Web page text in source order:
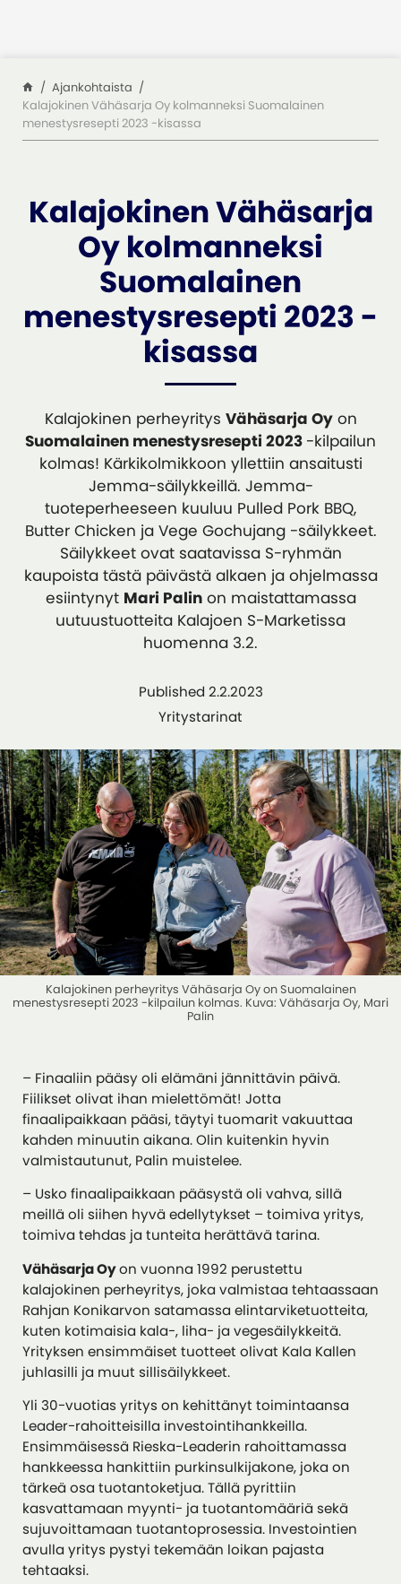
Ajankohtaista
Kalajokinen Vähäsarja Oy kolmanneksi Suomalainen
menestysresepti 2023 -kisassa
Kalajokinen Vähäsarja
Oy kolmanneksi
Suomalainen
menestysresepti 2023 -
kisassa
Kalajokinen perheyritys Vähäsarja Oyon
Suomalainen menestysresepti 2023 -kilpailun
kolmas! Kärkikolmikkoon yllettiin ansaitusti
Jemma-säilykkeillä. Jemma-
tuoteperheeseen kuuluu Pulled Pork BBQ,
Butter Chicken ja Vege Gochujang -säilykkeet.
Säilykkeet ovat saatavissa S-ryhmän
kaupoista tästä päivästä alkaen ja ohjelmassa
esiintynyt Mari Palinon maistattamassa
uutuustuotteita Kalajoen S-Marketissa
huomenna 3.2.
Published 2.2.2023
Yritystarinat
Kalajokinen perheyritys Vähäsarja Oy on Suomalainen
menestysresepti 2023 -kilpailun kolmas. Kuva: Vähäsarja Oy, Mari
Palin
– Finaaliin pääsy oli elämäni jännittävin päivä.
Fiilikset olivat ihan mielettömät! Jotta
finaalipaikkaan pääsi, täytyi tuomarit vakuuttaa
kahden minuutin aikana. Olin kuitenkin hyvin
valmistautunut, Palin muistelee.
– Usko finaalipaikkaan pääsystä oli vahva, sillä
meillä oli siihen hyvä edellytykset – toimiva yritys,
toimiva tehdas ja tunteita herättävä tarina.
Vähäsarja Oyon vuonna 1992 perustettu
kalajokinen perheyritys, joka valmistaa tehtaassaan
Rahjan Konikarvon satamassa elintarviketuotteita,
kuten kotimaisia kala-, liha- ja vegesäilykkeitä.
Yrityksen ensimmäiset tuotteet olivat Kala Kallen
juhlasilli ja muut sillisäilykkeet.
Yli 30-vuotias yritys on kehittänyt toimintaansa
Leader-rahoitteisilla investointihankkeilla.
Ensimmäisessä Rieska-Leaderin rahoittamassa
hankkeessa hankittiin purkinsulkijakone, joka on
tärkeä osa tuotantoketjua. Tällä pyrittiin
kasvattamaan myynti- ja tuotantomääriä sekä
sujuvoittamaan tuotantoprosessia. Investointien
avulla yritys pystyi tekemään loikan pajasta
tehtaaksi.